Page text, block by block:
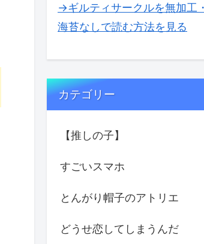
→ギルティサークルを無加工
海苔なしで読む方法を見る
カテゴリー
【推しの子】
すごいスマホ
とんがり帽子のアトリエ
どうせ恋してしまうんだ